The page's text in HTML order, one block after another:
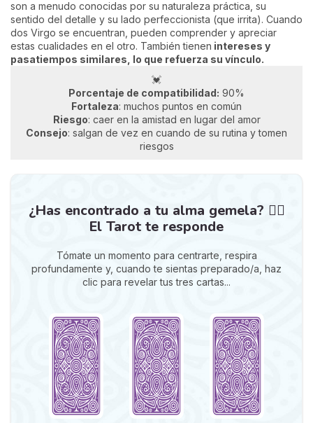
son a menudo conocidas por su naturaleza práctica, su
sentido del detalle y su lado perfeccionista (que irrita). Cuando
dos Virgo se encuentran, pueden comprender y apreciar
estas cualidades en el otro. También tienen intereses y
pasatiempos similares, lo que refuerza su vínculo.
💓
Porcentaje de compatibilidad: 90%
Fortaleza: muchos puntos en común
Riesgo: caer en la amistad en lugar del amor
Consejo: salgan de vez en cuando de su rutina y tomen
riesgos
¿Has encontrado a tu alma gemela? ❤️‍🔥
El Tarot te responde
Tómate un momento para centrarte, respira
profundamente y, cuando te sientas preparado/a, haz
clic para revelar tus tres cartas...